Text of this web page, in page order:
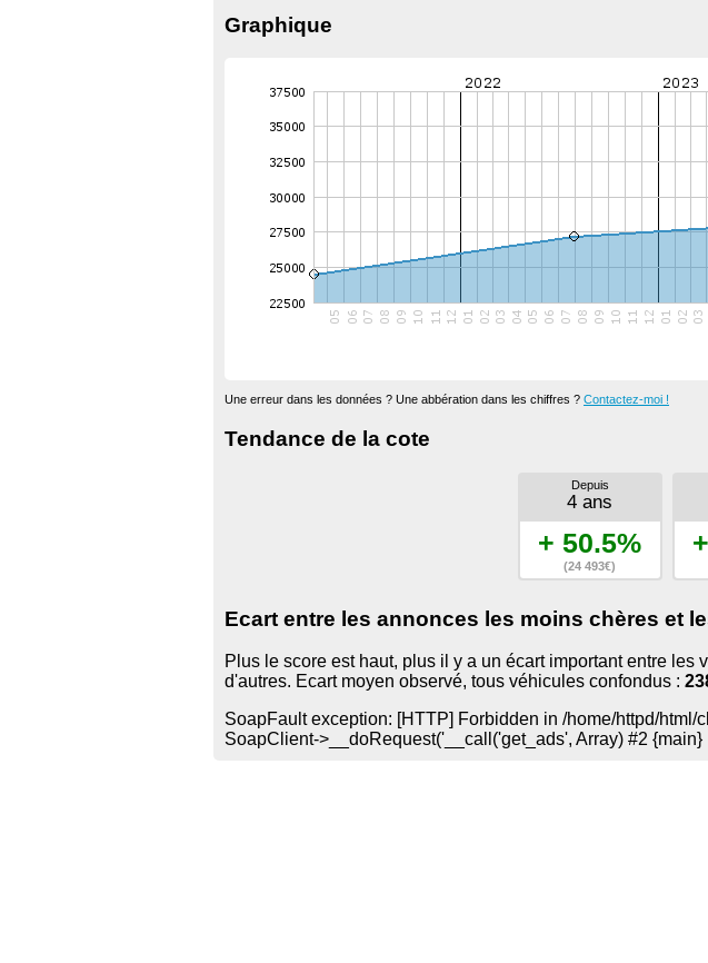
Graphique
Une erreur dans les données ? Une abbération dans les chiffres ? Contactez-moi !
Tendance de la cote
Depuis
4 ans
+ 50.5%
(24 493€)
Ecart entre les annonces les moins chères et
Plus le score est haut, plus il y a un écart important entre
d'autres. Ecart moyen observé, tous véhicules confondus :
SoapFault exception: [HTTP] Forbidden in /home/httpd/
SoapClient->__doRequest(' __call('get_ads', Array) #2 {main}